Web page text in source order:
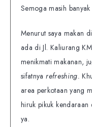
Semoga masih
Menurut saya makan
ada di Jl. Kaliurang
menikmati makanan,
sifatnyarefreshing.
area perkotaan yang
hiruk pikuk
ya.